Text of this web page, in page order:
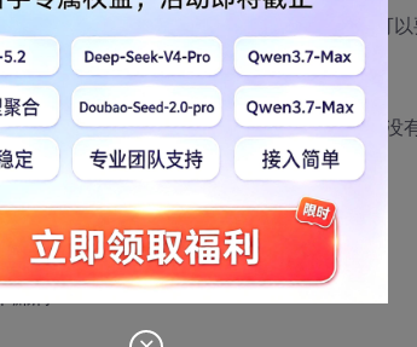
一步说，收费软件如果让你损失了，你大可以
只是一个使用电脑多年的网友，我的电脑上没
除，
洞！